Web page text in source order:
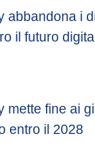
abbandona i
il futuro
mette fine ai
entro il 2028